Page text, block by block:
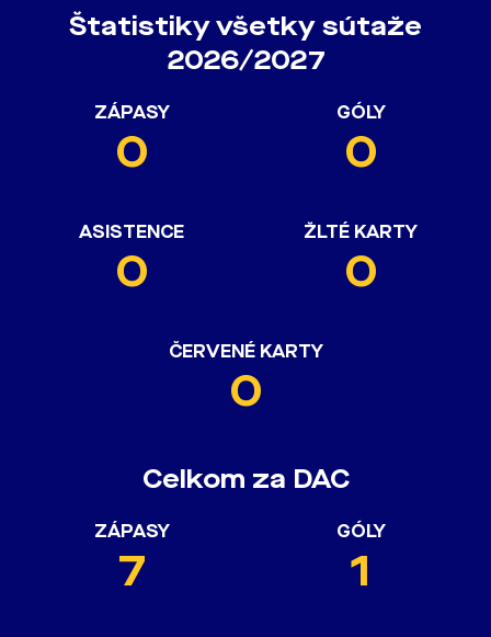
Štatistiky všetky sútaže
2026/2027
ZÁPASY
0
GÓLY
0
ASISTENCE
0
ŽLTÉ KARTY
0
ČERVENÉ KARTY
0
Celkom za DAC
ZÁPASY
7
GÓLY
1